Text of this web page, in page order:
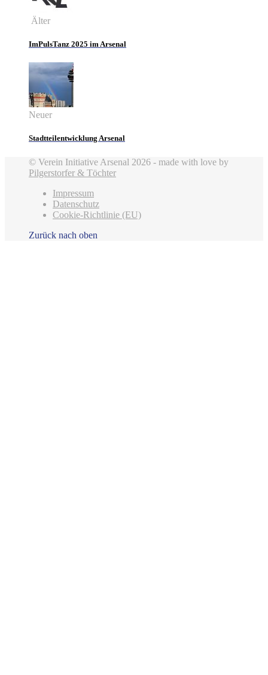
Älter
ImPulsTanz 2025 im Arsenal
Neuer
Stadtteilentwicklung Arsenal
© Verein Initiative Arsenal 2026 - made with love by
Pilgerstorfer & Töchter
Impressum
Datenschutz
Cookie-Richtlinie (EU)
Zurück nach oben